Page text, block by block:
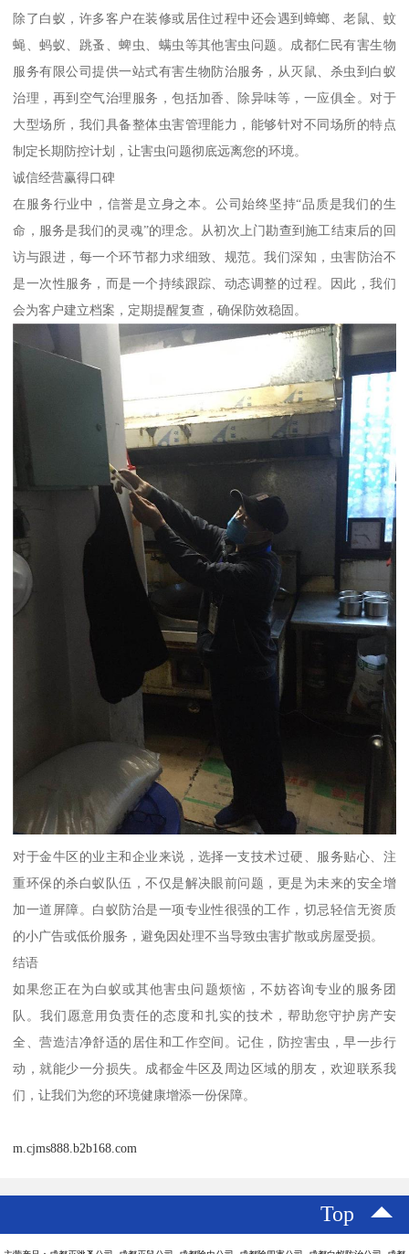
除了白蚁，许多客户在装修或居住过程中还会遇到蟑螂、老鼠、蚊
蝇、蚂蚁、跳蚤、蜱虫、螨虫等其他害虫问题。成都仁民有害生物
服务有限公司提供一站式有害生物防治服务，从灭鼠、杀虫到白蚁
治理，再到空气治理服务，包括加香、除异味等，一应俱全。对于
大型场所，我们具备整体虫害管理能力，能够针对不同场所的特点
制定长期防控计划，让害虫问题彻底远离您的环境。
诚信经营赢得口碑
在服务行业中，信誉是立身之本。公司始终坚持“品质是我们的生
命，服务是我们的灵魂”的理念。从初次上门勘查到施工结束后的回
访与跟进，每一个环节都力求细致、规范。我们深知，虫害防治不
是一次性服务，而是一个持续跟踪、动态调整的过程。因此，我们
会为客户建立档案，定期提醒复查，确保防效稳固。
对于金牛区的业主和企业来说，选择一支技术过硬、服务贴心、注
重环保的杀白蚁队伍，不仅是解决眼前问题，更是为未来的安全增
加一道屏障。白蚁防治是一项专业性很强的工作，切忌轻信无资质
的小广告或低价服务，避免因处理不当导致虫害扩散或房屋受损。
结语
如果您正在为白蚁或其他害虫问题烦恼，不妨咨询专业的服务团
队。我们愿意用负责任的态度和扎实的技术，帮助您守护房产安
全、营造洁净舒适的居住和工作空间。记住，防控害虫，早一步行
动，就能少一分损失。成都金牛区及周边区域的朋友，欢迎联系我
们，让我们为您的环境健康增添一份保障。
m.cjms888.b2b168.com
Top